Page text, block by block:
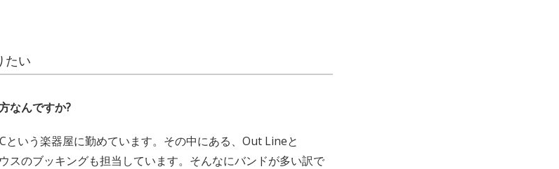
たい
なんですか?
という楽器屋に勤めています。その中にある、Out Lineと
スのブッキングも担当しています。そんなにバンドが多い訳で